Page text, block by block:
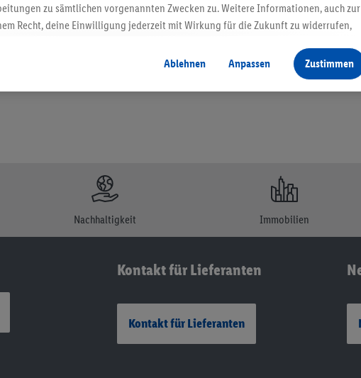
Dekoration. Die hier beworbenen Produkte, vor allem NonFood-Produkte, sind nicht
Nachhaltigkeit Immobilien
Kontakt für Lieferanten
Kontakt für Lieferanten
zu sämtlichen vorgenannten Zwecken zu. Weitere Informationen, auch zur
Recht, deine Einwilligung jederzeit mit Wirkung für die Zukunft zu widerrufen,
Ablehnen
Anpassen Zustimmen